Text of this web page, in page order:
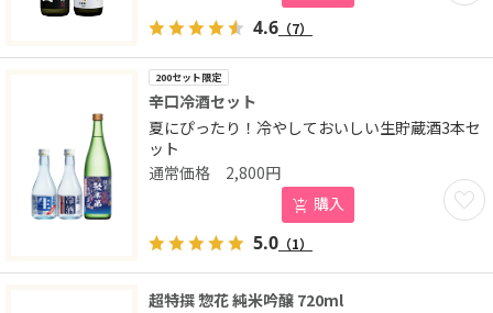
4.6 （7）
200セット限定
辛口冷酒セット
夏にぴったり！冷やしておいしい生貯蔵酒3本セ
ット
お気
2,800円
購入
5.0 （1）
超特撰 惣花 純米吟醸 720ml